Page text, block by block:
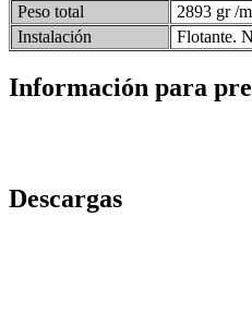
Peso total
2893 gr /
Instalación
Flotante.
Información para
Descargas